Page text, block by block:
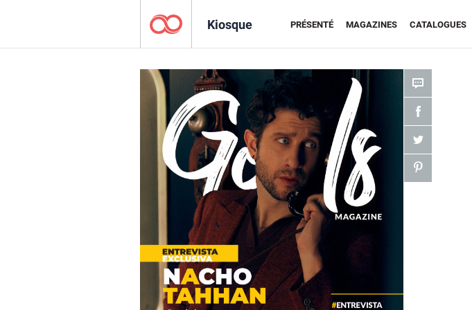
Kiosque PRÉSENTÉ MAGAZINES CATALOGUES